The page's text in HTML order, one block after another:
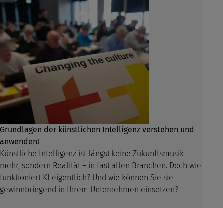
Grundlagen der künstlichen Intelligenz verstehen und
anwenden!
Künstliche Intelligenz ist längst keine Zukunftsmusik
mehr, sondern Realität – in fast allen Branchen. Doch wie
funktioniert KI eigentlich? Und wie können Sie sie
gewinnbringend in Ihrem Unternehmen einsetzen?